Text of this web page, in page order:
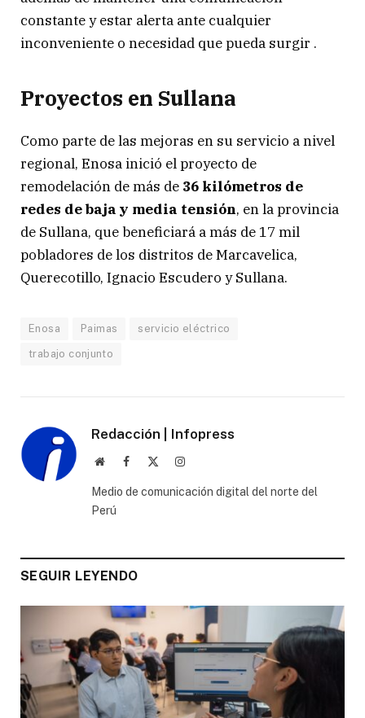
constante y estar alerta ante cualquier
inconveniente o necesidad que pueda surgir .
Proyectos en Sullana
Como parte de las mejoras en su servicio a nivel
regional, Enosa inició el proyecto de
remodelación de más de 36 kilómetros de
redes de baja y media tensión, en la provincia
de Sullana, que beneficiará a más de 17 mil
pobladores de los distritos de Marcavelica,
Querecotillo, Ignacio Escudero y Sullana.
Enosa Paimas servicio eléctrico
trabajo conjunto
Redacción | Infopress
WebsiteFacebook Instagram
Medio de comunicación digital del norte del
Perú
SEGUIR LEYENDO